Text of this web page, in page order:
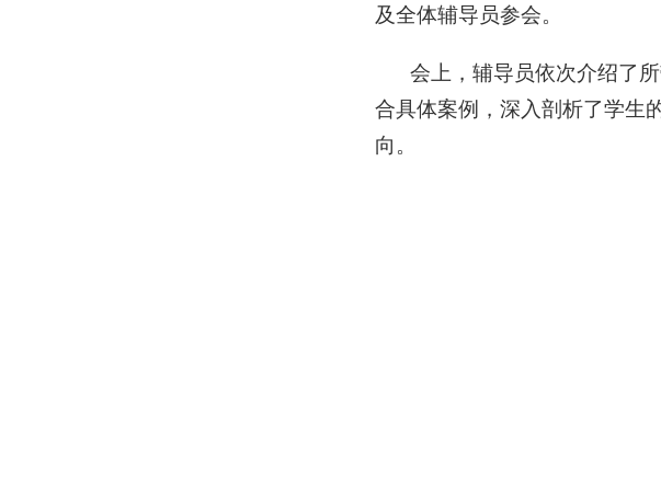
及全体辅导员参会。
会上，辅导员依次介绍了
合具体案例，深入剖析了学生
向。